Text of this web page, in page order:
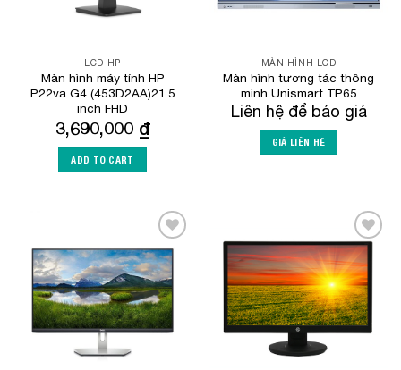
LCD HP
Màn hình máy tính HP
P22va G4 (453D2AA)21.5
inch FHD
3,690,000 ₫
ADD TO CART
MÀN HÌNH LCD
Màn hình tương tác thông
minh Unismart TP65
Liên hệ để báo giá
GIÁ LIÊN HỆ
Add to
Wishlist
Add to
Wishlist